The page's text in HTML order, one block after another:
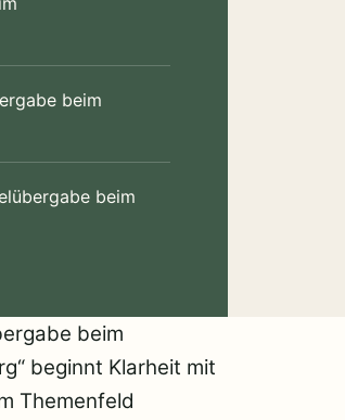
beim
beim
beim
beginnt Klarheit mit
Themenfeld